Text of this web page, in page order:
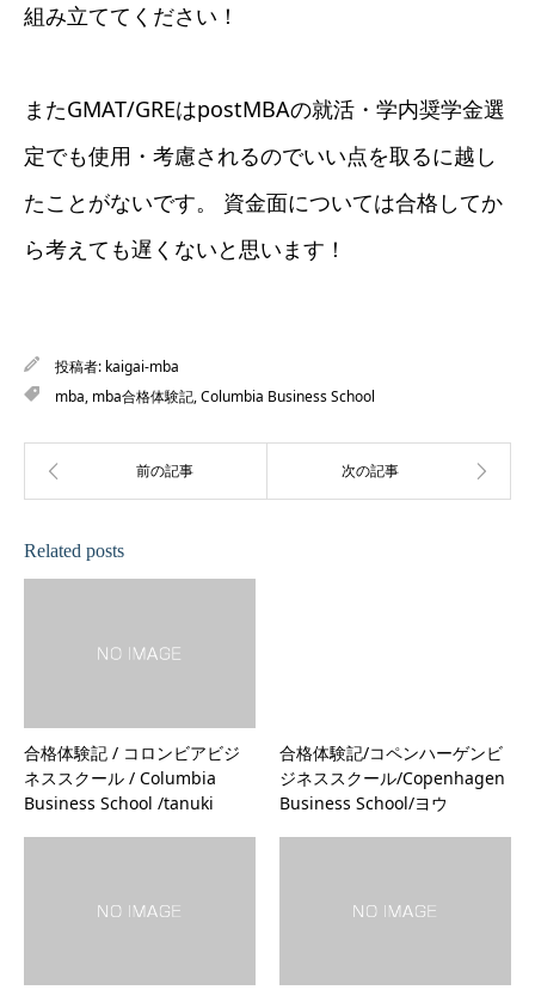
組み立ててください！
またGMAT/GREはpostMBAの就活・学内奨学金選
定でも使用・考慮されるのでいい点を取るに越し
たことがないです。 資金面については合格してか
ら考えても遅くないと思います！
投稿者: kaigai-mba
mba, mba合格体験記,Columbia Business School
Related posts
合格体験記 / コロンビアビジ
ネススクール / Columbia
Business School /tanuki
合格体験記/コペンハーゲンビ
ジネススクール/Copenhagen
Business School/ヨウ